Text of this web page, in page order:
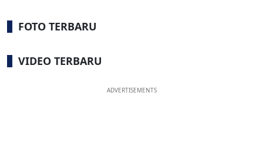
FOTO TERBARU
VIDEO TERBARU
ADVERTISEMENTS